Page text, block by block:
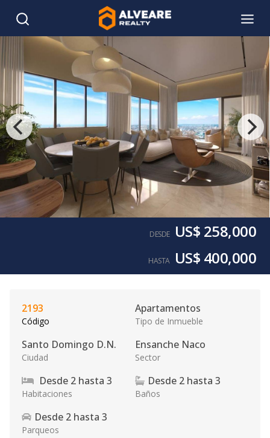
DESDE US$ 258,000
HASTA US$ 400,000
2193
Código
Apartamentos
Tipo de Inmueble
Santo Domingo D.N.
Ciudad
Ensanche Naco
Sector
Desde 2 hasta 3
Habitaciones
Desde 2 hasta 3
Baños
Desde 2 hasta 3
Parqueos